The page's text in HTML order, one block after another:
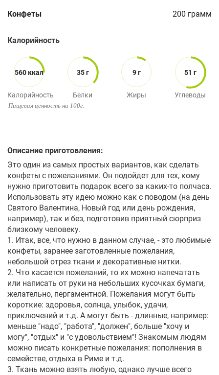
Конфеты 200 грамм
Калорийность
560 ккал
Калорийность
35 г
Белки
9 г
Жиры
51 г
Углеводы
Пищевая ценность на 100г.
Описание приготовления:
Это один из самых простых вариантов, как сделать
конфеты с пожеланиями. Он подойдет для тех, кому
нужно приготовить подарок всего за каких-то полчаса.
Использовать эту идею можно как с поводом (на день
Святого Валентина, Новый год или день рождения,
например), так и без, подготовив приятный сюрприз
близкому человеку.
1. Итак, все, что нужно в данном случае, - это любимые
конфеты, заранее заготовленные пожелания,
небольшой отрез ткани и декоративные нитки.
2. Что касается пожеланий, то их можно напечатать
или написать от руки на небольших кусочках бумаги,
желательно, пергаментной. Пожелания могут быть
короткие: здоровья, солнца, улыбок, удачи,
приключений и т.д. А могут быть - длинные, например:
меньше "надо", "работа", "должен", больше "хочу и
могу", "отдых" и "с удовольствием"! Знакомым людям
можно писать конкретные пожелания: пополнения в
семействе, отдыха в Риме и т.д.
3. Ткань можно взять любую, однако лучше всего